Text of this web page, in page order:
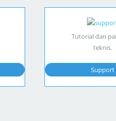
Tutorial dan
teknis.
Support